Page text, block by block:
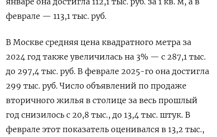
феврале — 113,1 тыс. руб.
В Москве средняя цена квадратного метра за
2024 год также увеличилась на 3% — с 287,1 тыс.
до 297,4 тыс. руб. В феврале 2025-го она достигла
299 тыс. руб. Число объявлений по продаже
вторичного жилья в столице за весь прошлый
год снизилось с 20,8 тыс., до 13,4 тыс. штук. В
феврале этот показатель оценивался в 13,2 тыс.,